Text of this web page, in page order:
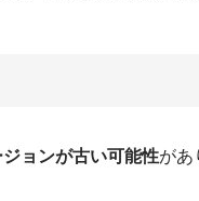
ョンが古い可能性があ